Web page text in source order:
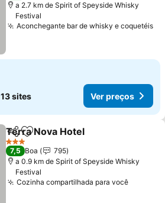
a 2.7 km de Spirit of Speyside Whisky
Festival
Aconchegante bar de whisky e coquetéis
13 sites Ver preços
PartilharAdicionar aos favoritos
Terra Nova Hotel
3 Estrelas
7,5 Boa
795
a 0.9 km de Spirit of Speyside Whisky
Festival
Cozinha compartilhada para vocêVer